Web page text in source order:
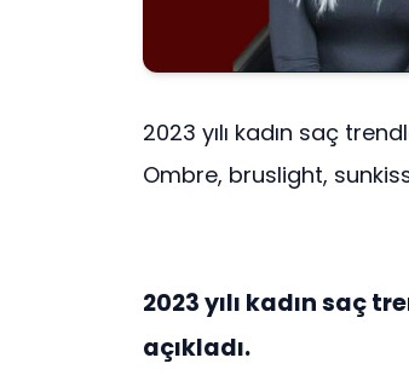
2023 yılı kadın saç
Ombre, bruslight,
2023 yılı kadın saç
açıkladı.